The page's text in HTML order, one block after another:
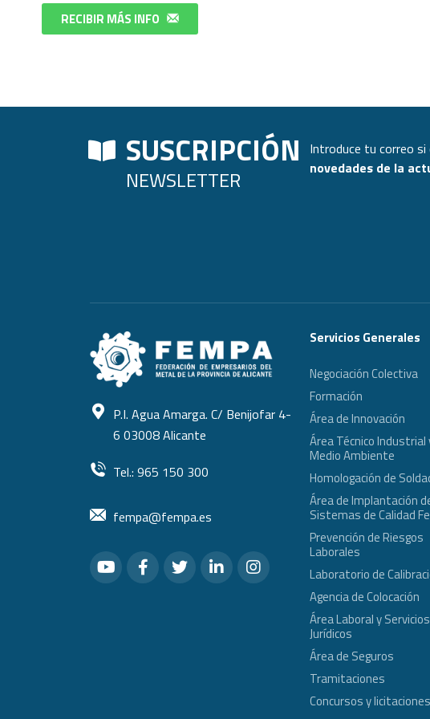
RECIBIR MÁS INFO
SUSCRIPCIÓN
NEWSLETTER
Introduce tu correo si
novedades de la
P.I. Agua Amarga. C/ Benijofar 4-
6 03008 Alicante
Tel.: 965 150 300
fempa@fempa.es
Servicios Generales
Negociación Colectiva
Formación
Área de Innovación
Área Técnico Industrial
Medio Ambiente
Homologación de
Área de Implantación
Sistemas de Calidad
Prevención de Riesgos
Laborales
Laboratorio de
Agencia de Colocación
Área Laboral y Servicios
Jurídicos
Área de Seguros
Tramitaciones
Concursos y licitaciones